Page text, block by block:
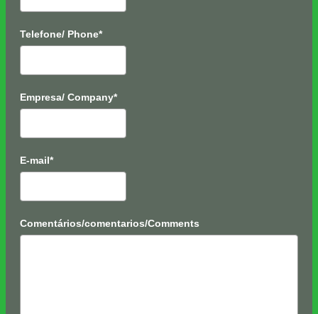
Telefone/ Phone*
Empresa/ Company*
E-mail*
Comentários/comentarios/Comments